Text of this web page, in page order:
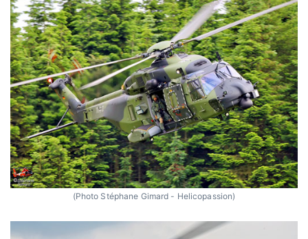
(Photo Stéphane Gimard - Helicopassion)